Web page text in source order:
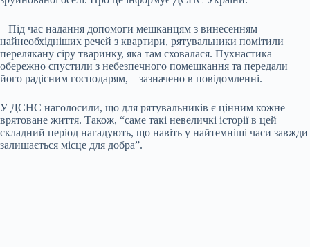
– Під час надання допомоги мешканцям з винесенням
найнеобхідніших речей з квартири, рятувальники помітили
перелякану сіру тваринку, яка там сховалася. Пухнастика
обережно спустили з небезпечного помешкання та передали
його радісним господарям, – зазначено в повідомленні.
У ДСНС наголосили, що для рятувальників є цінним кожне
врятоване життя. Також, “саме такі невеличкі історії в цей
складний період нагадують, що навіть у найтемніші часи завжди
залишається місце для добра”.